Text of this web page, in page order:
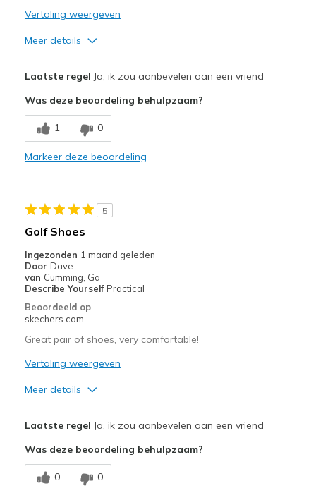
Vertaling weergeven
Meer details
Breathe Well
Comfortable
Width
Sizing
Feels true to size
View On Shoes
Laatste regel Ja, ik zou aanbevelen aan een vriend
Was deze beoordeling behulpzaam?
1 0
Markeer deze beoordeling
5
Golf Shoes
Ingezonden 1 maand geleden
Door Dave
van Cumming, Ga
Describe Yourself Practical
Beoordeeld op
skechers.com
Great pair of shoes, very comfortable!
Vertaling weergeven
Meer details
Comfortable
Laatste regel Ja, ik zou aanbevelen aan een vriend
Was deze beoordeling behulpzaam?
0 0